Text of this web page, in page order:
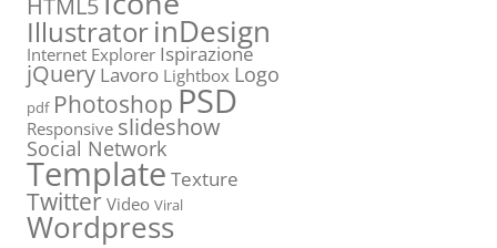
HTML5
IllustratorinDesign
Internet Explorer Ispirazione
jQuery Lavoro Lightbox Logo
pdf PhotoshopPSD
Responsive slideshow
Social Network
Template Texture
TwitterVideo Viral
Wordpress